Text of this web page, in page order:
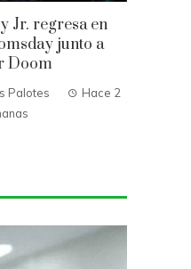
Jr. regresa en
junto a
Doom
Palotes
Hace 2